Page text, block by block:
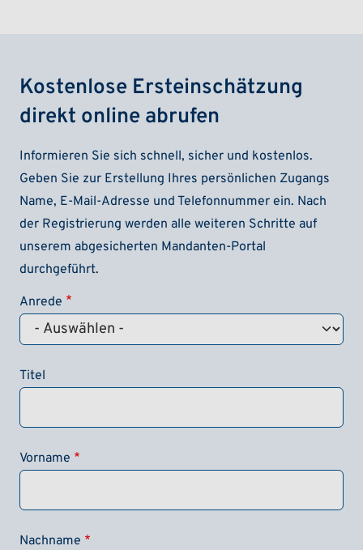
Kostenlose Ersteinschätzung
direkt online abrufen
Informieren Sie sich schnell, sicher und kostenlos.
Geben Sie zur Erstellung Ihres persönlichen Zugangs
Name, E-Mail-Adresse und Telefonnummer ein. Nach
der Registrierung werden alle weiteren Schritte auf
unserem abgesicherten Mandanten-Portal
durchgeführt.
Anrede
Titel
Vorname
Nachname